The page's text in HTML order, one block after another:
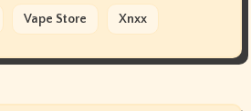
Vape Store Xnxx